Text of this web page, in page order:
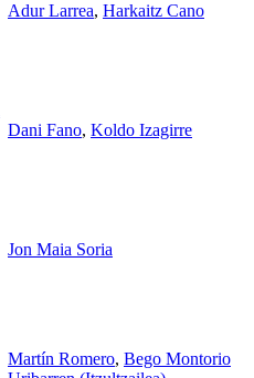
Adur Larrea, Harkaitz Cano
Dani Fano, Koldo Izagirre
Jon Maia Soria
Martín Romero, Bego Montorio